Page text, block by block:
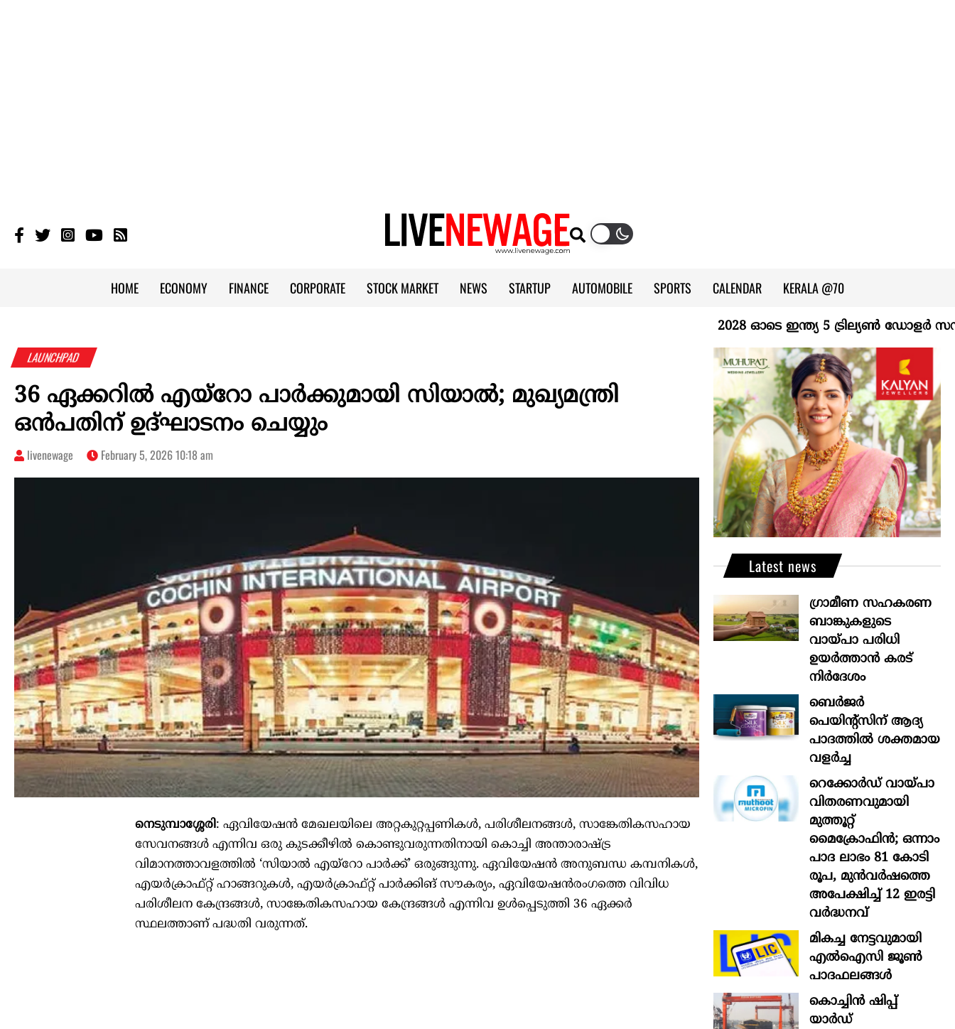
HOME ECONOMY FINANCE CORPORATE STOCK MARKET NEWS STARTUP AUTOMOBILE SPORTS CALENDAR KERALA @70
2028 ഓടെ ഇന്ത്യ 5 ട്രില്യണ്‍ ഡോളര്‍
LAUNCHPAD
36 ഏക്കറിൽ എയ്റോ പാർക്കുമായി സിയാൽ; മുഖ്യമന്ത്രി
ഒൻപതിന് ഉദ്ഘാടനം ചെയ്യും
livenewage February 5, 2026 10:18 am
നെടുമ്പാശ്ശേരി: ഏവിയേഷൻ മേഖലയിലെ അറ്റകുറ്റപ്പണികൾ, പരിശീലനങ്ങൾ, സാങ്കേതികസഹായ
സേവനങ്ങൾ എന്നിവ ഒരു കുടക്കീഴിൽ കൊണ്ടുവരുന്നതിനായി കൊച്ചി അന്താരാഷ്ട്ര
വിമാനത്താവളത്തിൽ ‘സിയാൽ എയ്റോ പാർക്ക്’ ഒരുങ്ങുന്നു. ഏവിയേഷൻ അനുബന്ധ കമ്പനികൾ,
എയർക്രാഫ്റ്റ് ഹാങ്ങറുകൾ, എയർക്രാഫ്റ്റ് പാർക്കിങ് സൗകര്യം, ഏവിയേഷൻരംഗത്തെ വിവിധ
പരിശീലന കേന്ദ്രങ്ങൾ, സാങ്കേതികസഹായ കേന്ദ്രങ്ങൾ എന്നിവ ഉൾപ്പെടുത്തി 36 ഏക്കർ
സ്ഥലത്താണ് പദ്ധതി വരുന്നത്.
Latest news
ഗ്രാമീണ സഹകരണ
ബാങ്കുകളുടെ
വായ്പാ പരിധി
ഉയർത്താൻ കരട്
നിർദേശം
ബെർജർ
പെയിന്റ്സിന് ആദ്യ
പാദത്തിൽ ശക്തമായ
വളർച്ച
റെക്കോർഡ് വായ്പാ
വിതരണവുമായി
മുത്തൂറ്റ്
മൈക്രോഫിൻ; ഒന്നാം
പാദ ലാഭം 81 കോടി
രൂപ, മുൻവർഷത്തെ
അപേക്ഷിച്ച് 12 ഇരട്ടി
വർദ്ധനവ്
മികച്ച നേട്ടവുമായി
എൽഐസി ജൂൺ
പാദഫലങ്ങൾ
കൊച്ചിന്‍ ഷിപ്പ്
യാർഡ്